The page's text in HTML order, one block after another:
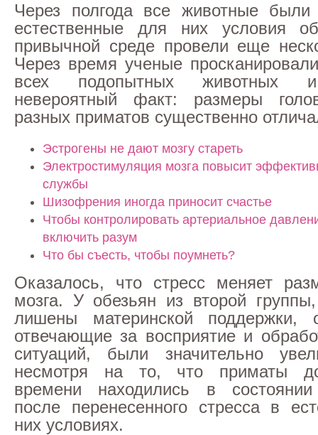
Через полгода все животные
естественные для них условия
привычной среде провели еще
Через время ученые
всех подопытных животных
невероятный факт: размеры
разных приматов существенно
Эстрогены не дают мозгу стареть
Электростимуляция мозга повысит
службы
Шизофрения иногда приносит счастье
Чтобы контролировать артериальное
включить разум
Что бы съесть, чтобы поумнеть?
Оказалось, что стресс меняет
мозга. У обезьян из второй
лишены материнской поддержки,
отвечающие за восприятие и
ситуаций, были значительно
несмотря на то, что приматы
времени находились в состоянии
после перенесенного стресса в
них условиях.